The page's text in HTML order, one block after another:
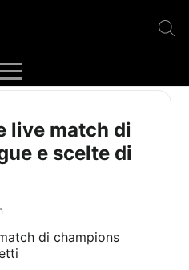
live match di
e scelte di